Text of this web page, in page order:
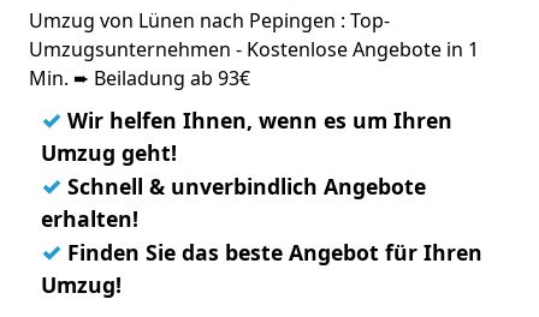
Umzug von Lünen nach Pepingen : Top-
Umzugsunternehmen - Kostenlose Angebote in 1
Min. ➨ Beiladung ab 93€
✓ Wir helfen Ihnen, wenn es um Ihren
Umzug geht!
✓ Schnell & unverbindlich Angebote
erhalten!
✓ Finden Sie das beste Angebot für Ihren
Umzug!